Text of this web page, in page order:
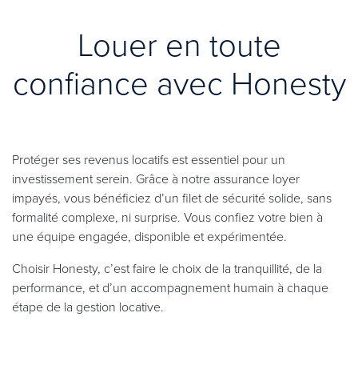
Louer en toute
confiance avec Honesty
Protéger ses revenus locatifs est essentiel pour un
investissement serein. Grâce à notre assurance loyer
impayés, vous bénéficiez d’un filet de sécurité solide, sans
formalité complexe, ni surprise. Vous confiez votre bien à
une équipe engagée, disponible et expérimentée.
Choisir Honesty, c’est faire le choix de la tranquillité, de la
performance, et d’un accompagnement humain à chaque
étape de la gestion locative.